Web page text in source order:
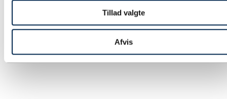
Tillad valgte
Afvis